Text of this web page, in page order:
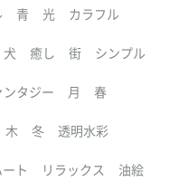
青 光 カラフル
犬 癒し 街 シンプル
ンタジー 月 春
木 冬 透明水彩
ト リラックス 油絵